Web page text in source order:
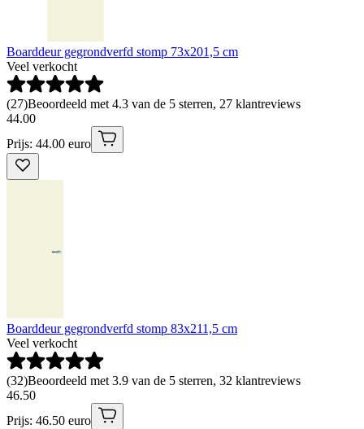
Boarddeur gegrondverfd stomp 73x201,5 cm
Veel verkocht
(27)Beoordeeld met 4.3 van de 5 sterren, 27 klantreviews
44.00
Prijs: 44.00 euro
Boarddeur gegrondverfd stomp 83x211,5 cm
Veel verkocht
(32)Beoordeeld met 3.9 van de 5 sterren, 32 klantreviews
46.50
Prijs: 46.50 euro